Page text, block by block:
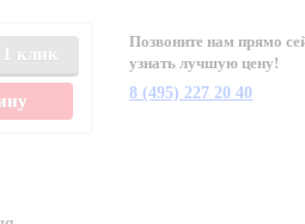
клик
Позвоните нам прямо
узнать лучшую цену!
8 (495) 227 20 40